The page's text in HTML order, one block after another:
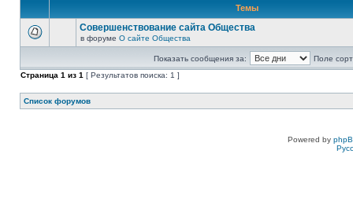
Темы
Совершенствование сайта Общества
в форуме О сайте Общества
Показать сообщения за:
Поле
Страница 1 из 1 [ Результатов поиска: 1 ]
Список форумов
Powered by